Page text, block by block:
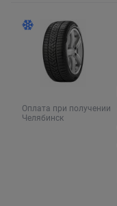
Оплата при получении
Челябинск